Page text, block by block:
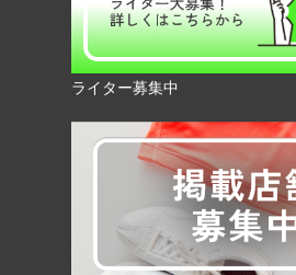
ライター募集中